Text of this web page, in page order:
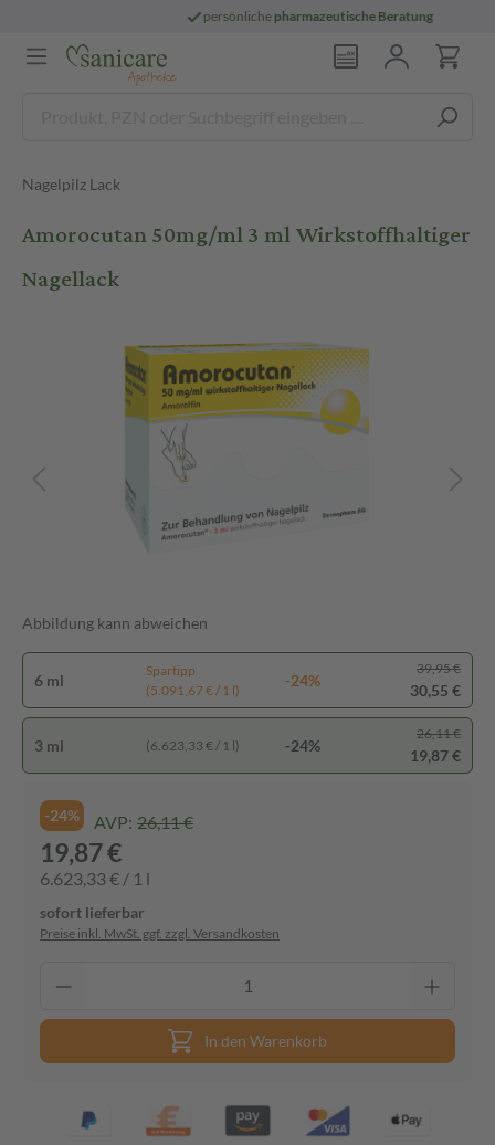
persönlichepharmazeutische Beratung
Nagelpilz Lack
Amorocutan 50mg/ml 3 ml Wirkstoffhaltiger
Nagellack
Abbildung kann abweichen
6 ml
Spartipp
(5.091,67 € / 1 l)
-24%
39,95 €
30,55 €
3 ml (6.623,33 € / 1 l) -24%
26,11 €
19,87 €
-24% AVP: 26,11 €
19,87 €
6.623,33 € / 1 l
sofort lieferbar
Preise inkl. MwSt. ggf. zzgl. Versandkosten
In den Warenkorb